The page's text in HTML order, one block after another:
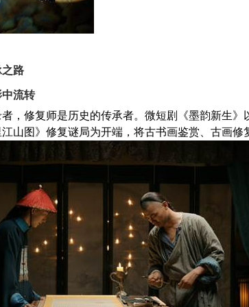
路
流转
，修复师是历史的传承者。微短剧《墨韵新生
山图》修复谜局为开端，将古书画鉴赏、古画修